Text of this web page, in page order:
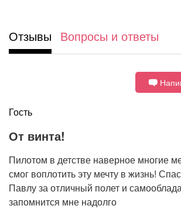
Отзывы Вопросы и ответы
Гость
От винта!
Пилотом в детстве наверное многие
смог воплотить эту мечту в жизнь!
Павлу за отличный полет и
запомнится мне надолго